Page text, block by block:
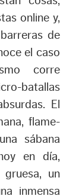
online y,
de
el caso
corre
batallas
El
flame-
sábana
en día,
un
inmensa